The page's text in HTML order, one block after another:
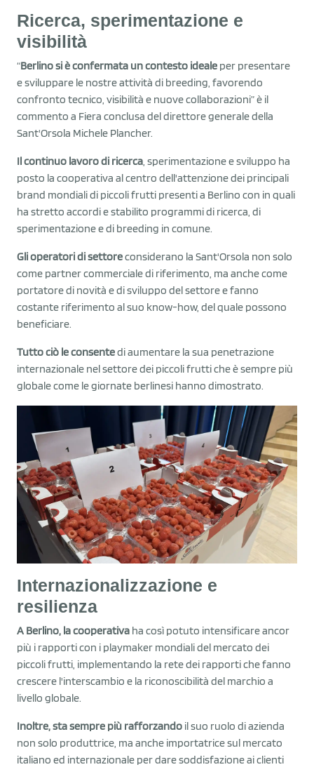
Ricerca, sperimentazione e
visibilità
“Berlino si è confermata un contesto ideale per presentare
e sviluppare le nostre attività di breeding, favorendo
confronto tecnico, visibilità e nuove collaborazioni” è il
commento a Fiera conclusa del direttore generale della
Sant'Orsola Michele Plancher.
Il continuo lavoro di ricerca , sperimentazione e sviluppo ha
posto la cooperativa al centro dell'attenzione dei principali
brand mondiali di piccoli frutti presenti a Berlino con in quali
ha stretto accordi e stabilito programmi di ricerca, di
sperimentazione e di breeding in comune.
Gli operatori di settoreconsiderano la Sant'Orsola non solo
come partner commerciale di riferimento, ma anche come
portatore di novità e di sviluppo del settore e fanno
costante riferimento al suo know-how, del quale possono
beneficiare.
Tutto ciò le consentedi aumentare la sua penetrazione
internazionale nel settore dei piccoli frutti che è sempre più
globale come le giornate berlinesi hanno dimostrato.
Internazionalizzazione e
resilienza
A Berlino, la cooperativa ha così potuto intensificare ancor
più i rapporti con i playmaker mondiali del mercato dei
piccoli frutti, implementando la rete dei rapporti che fanno
crescere l'interscambio e la riconoscibilità del marchio a
livello globale.
Inoltre, sta sempre più rafforzando il suo ruolo di azienda
non solo produttrice, ma anche importatrice sul mercato
italiano ed internazionale per dare soddisfazione ai clienti